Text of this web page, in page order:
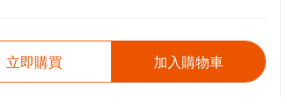
立即購買 加入購物車